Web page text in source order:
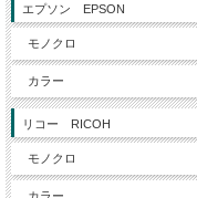
エプソン EPSON
モノクロ
カラー
リコー RICOH
モノクロ
カラー